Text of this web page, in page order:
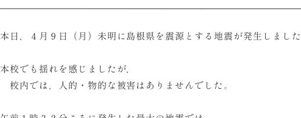
本日，４月９日（月）未明に島根県を震源とする地震が発生しました
本校でも揺れを感じましたが，
校内では，人的・物的な被害はありませんでした。